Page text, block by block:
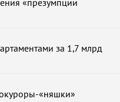
«презумпции
за 1,7 млрд
«няшки»